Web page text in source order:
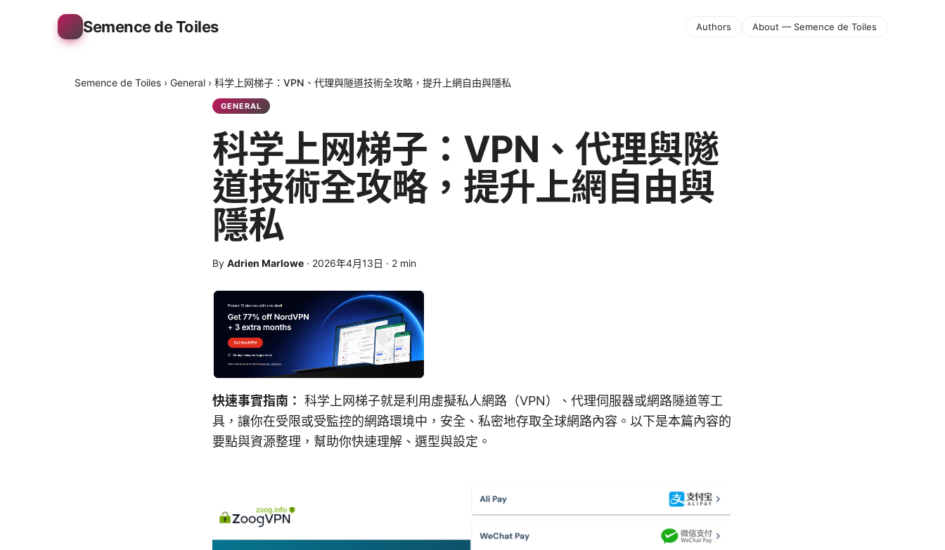
Semence de Toiles Authors About — Semence de Toiles
Semence de Toiles › General › 科学上网梯子：VPN、代理與隧道技術全攻略，提升上網自由與隱私
GENERAL
科学上网梯子：VPN、代理與隧
道技術全攻略，提升上網自由與
隱私
By Adrien Marlowe · 2026年4月13日 · 2 min
快速事實指南： 科学上网梯子就是利用虛擬私人網路（VPN）、代理伺服器或網路隧道等工
具，讓你在受限或受監控的網路環境中，安全、私密地存取全球網路內容。以下是本篇內容的
要點與資源整理，幫助你快速理解、選型與設定。